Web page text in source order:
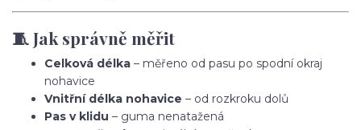
🧵 Jak správně měřit
Celková délka – měřeno od pasu po spodní okraj
nohavice
Vnitřní délka nohavice – od rozkroku dolů
Pas v klidu – guma nenatažená